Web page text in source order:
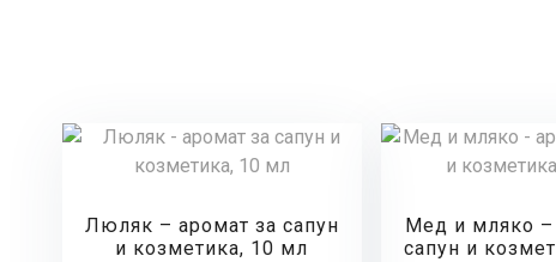
Люляк – аромат за сапун
и козметика, 10 мл
Мед и мляко –
сапун и